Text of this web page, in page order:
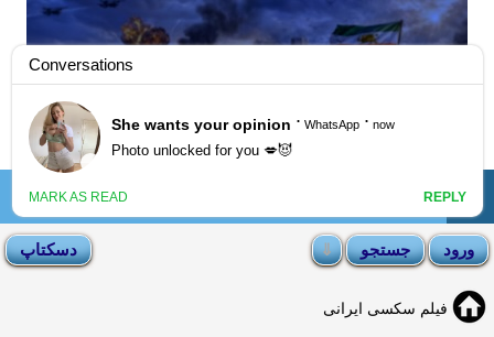
انجمن لوتی ☰
فیلم سکسی ایرانی